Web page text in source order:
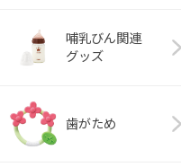
哺乳びん関連
グッズ
歯がため